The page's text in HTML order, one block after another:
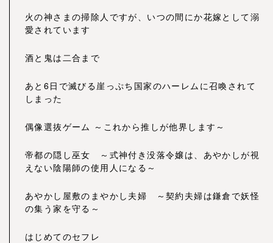
火の神さまの掃除人ですが、いつの間にか花嫁として溺
愛されています
酒と鬼は二合まで
あと6日で滅びる崖っぷち国家のハーレムに召喚されて
しまった
偶像選抜ゲーム ～これから推しが他界します～
帝都の隠し巫女 ～式神付き没落令嬢は、あやかしが視
えない陰陽師の使用人になる～
あやかし屋敷のまやかし夫婦 ～契約夫婦は鎌倉で妖怪
の集う家を守る～
はじめてのセフレ